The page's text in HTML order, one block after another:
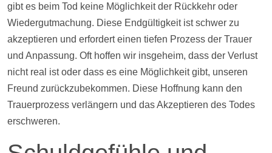
gibt es beim Tod keine Möglichkeit der Rückkehr oder
Wiedergutmachung. Diese Endgültigkeit ist schwer zu
akzeptieren und erfordert einen tiefen Prozess der Trauer
und Anpassung. Oft hoffen wir insgeheim, dass der Verlust
nicht real ist oder dass es eine Möglichkeit gibt, unseren
Freund zurückzubekommen. Diese Hoffnung kann den
Trauerprozess verlängern und das Akzeptieren des Todes
erschweren.